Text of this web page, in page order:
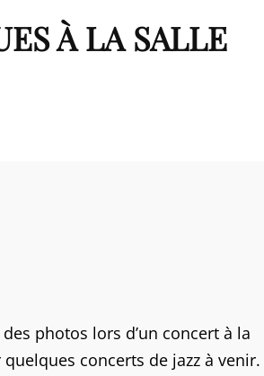
À LA SALLE
photos lors d’un concert à la
concerts de jazz à venir.